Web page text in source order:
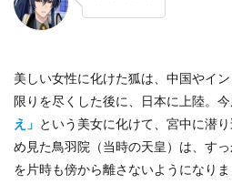
美しい女性に化けた狐は、中国やイ
限りを尽くした後に、日本に上陸。
え」 という美女に化けて、宮中に潜
め見た鳥羽院（当時の天皇）は、す
を片時も傍から離さないようになりま